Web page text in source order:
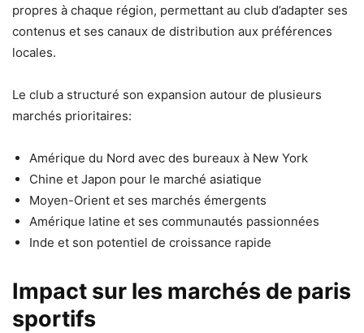
propres à chaque région, permettant au club d’adapter ses
contenus et ses canaux de distribution aux préférences
locales.
Le club a structuré son expansion autour de plusieurs
marchés prioritaires:
Amérique du Nord avec des bureaux à New York
Chine et Japon pour le marché asiatique
Moyen-Orient et ses marchés émergents
Amérique latine et ses communautés passionnées
Inde et son potentiel de croissance rapide
Impact sur les marchés de paris
sportifs